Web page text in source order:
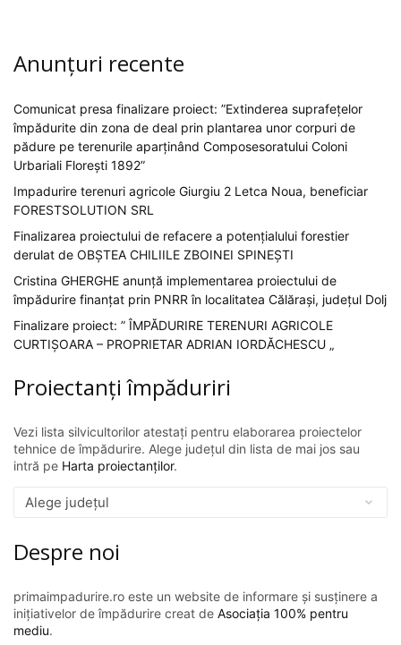
Anunțuri recente
Comunicat presa finalizare proiect: ”Extinderea suprafețelor
împădurite din zona de deal prin plantarea unor corpuri de
pădure pe terenurile aparținând Composesoratului Coloni
Urbariali Florești 1892”
Impadurire terenuri agricole Giurgiu 2 Letca Noua, beneficiar
FORESTSOLUTION SRL
Finalizarea proiectului de refacere a potențialului forestier
derulat de OBȘTEA CHILIILE ZBOINEI SPINEȘTI
Cristina GHERGHE anunță implementarea proiectului de
împădurire finanțat prin PNRR în localitatea Călărași, județul Dolj
Finalizare proiect: ” ÎMPĂDURIRE TERENURI AGRICOLE
CURTIȘOARA – PROPRIETAR ADRIAN IORDĂCHESCU „
Proiectanți împăduriri
Vezi lista silvicultorilor atestați pentru elaborarea proiectelor
tehnice de împădurire. Alege județul din lista de mai jos sau
intră pe Harta proiectanților.
Despre noi
primaimpadurire.ro este un website de informare și susținere a
inițiativelor de împădurire creat de Asociația 100% pentru
mediu.